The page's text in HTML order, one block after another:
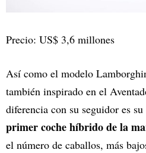
Precio: US$ 3,6 millones
Así como el modelo
también inspirado en el
diferencia con su seguidor es su
primer coche híbrido de la
el número de caballos, más